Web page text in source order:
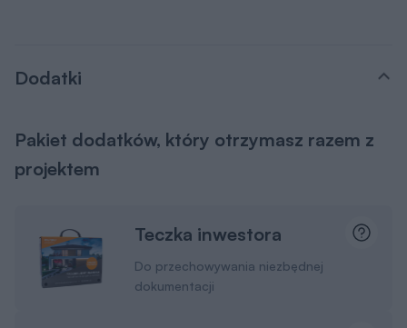
Dodatki
Pakiet dodatków, który otrzymasz razem z
projektem
Teczka inwestora
Do przechowywania niezbędnej
dokumentacji